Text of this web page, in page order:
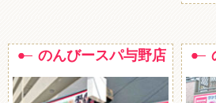
のんびースパ与野店